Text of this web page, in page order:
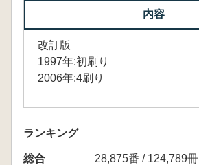
内容
改訂版
1997年:初刷り
2006年:4刷り
ランキング
総合
28,875番 / 124,789冊